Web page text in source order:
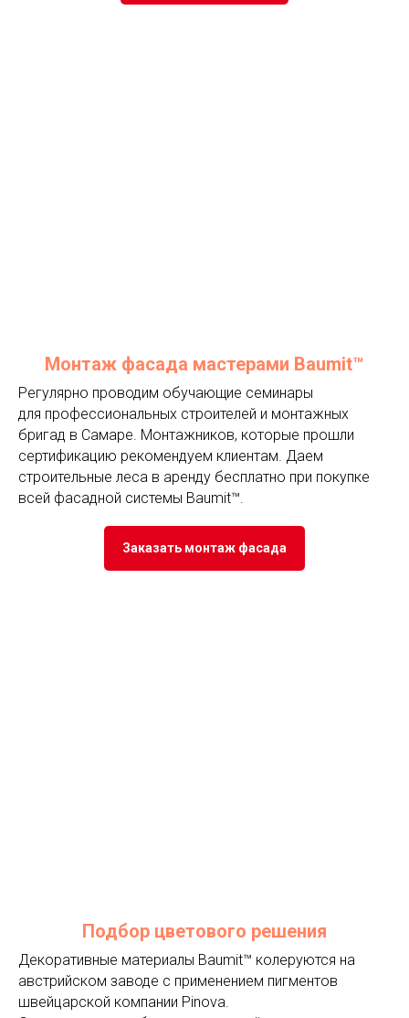
Монтаж фасада мастерами Baumit™
Регулярно проводим обучающие семинары
для профессиональных строителей и монтажных
бригад в Самаре. Монтажников, которые прошли
сертификацию рекомендуем клиентам. Даем
строительные леса в аренду бесплатно при покупке
всей фасадной системы Baumit™.
Заказать монтаж фасада
Подбор цветового решения
Декоративные материалы Baumit™ колеруются на
австрийском заводе с применением пигментов
швейцарской компании Pinova.